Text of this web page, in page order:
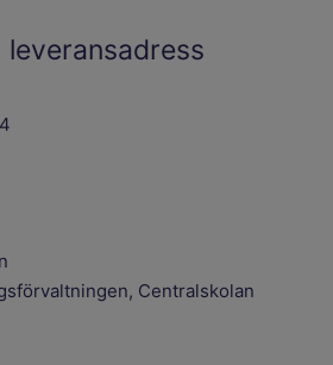
Centralskolan